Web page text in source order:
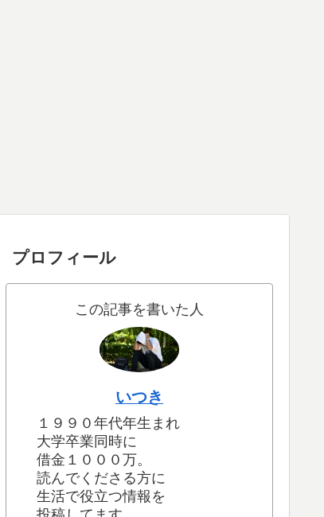
プロフィール
この記事を書いた人
いつき
１９９０年代年生まれ
大学卒業同時に
借金１０００万。
読んでくださる方に
生活で役立つ情報を